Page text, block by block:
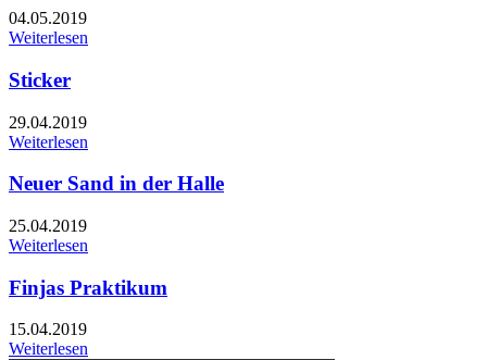
04.05.2019
Weiterlesen
Sticker
29.04.2019
Weiterlesen
Neuer Sand in der Halle
25.04.2019
Weiterlesen
Finjas Praktikum
15.04.2019
Weiterlesen